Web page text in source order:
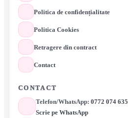
Politica de confidențialitate
Politica Cookies
Retragere din contract
Contact
CONTACT
Telefon/WhatsApp: 0772 074 635
Scrie pe WhatsApp